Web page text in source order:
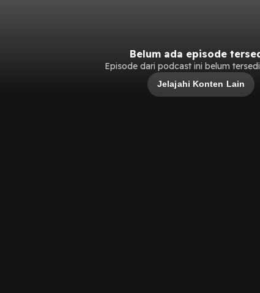
Belum ada episode
Episode dari podcast ini belum
Jelajahi Konten Lain